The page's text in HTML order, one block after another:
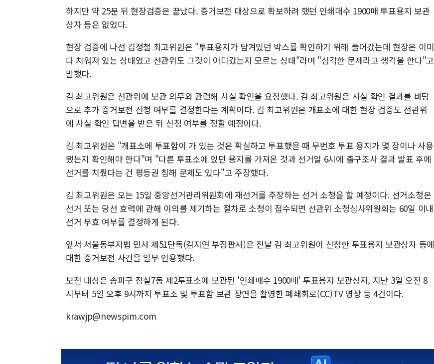
하지만 약 25분 뒤 현장검증은 끝났다. 증거보전 대상으로 확보하려 했던 인쇄매수 1900매 투표용지 보관
상자 등은 없었다.
현장 검증에 나선 김정철 최고위원은 "투표용지가 담겨있던 박스를 확인하기 위해 들어갔는데 현장은 이미
다 치워져 있는 상태였고 선관위도 그것이 어디갔는지 모르는 상태"라며 "심각한 문제라고 생각을 한다"고
말했다.
김 최고위원은 선관위에 보관 의무와 관련해 사실 확인을 요청했다. 김 최고위원은 사실 확인 결과를 바탕
으로 추가 증거보전 신청 여부를 결정한다는 계획이다. 김 최고위원은 개표소에 대한 현장 검증도 선관위
에 사실 확인 답변을 받은 뒤 신청 여부를 정할 예정이다.
김 최고위원은 "개표소에 투표함이 가 있는 것은 확실하고 투표했을 때 무번호 투표 용지가 몇 장이나 사용
됐는지 확인해야 한다"며 "다른 투표소에 있던 용지를 가져온 것과 선거일 6시에 출구조사 결과 발표 후에
선거를 치뤘다는 건 평등권 침해 문제도 있다"고 주장했다.
김 최고위원은 오는 15일 중앙선거관리위원회에 재선거를 주장하는 선거 소청을 할 예정이다. 선거소청은
선거 또는 당선 효력에 관해 이의를 제기하는 절차로 소청이 접수되면 선관위 소청심사위원회는 60일 이내
선거 무효 여부를 결정하게 된다.
앞서 서울동부지법 민사 제51단독(김지연 부장판사)은 전날 김 최고위원이 신청한 투표용지 보관상자 등에
대한 증거보전 사건을 일부 인용했다.
보전 대상은 송파구 잠실7동 제2투표소에 보관된 '인쇄매수 1900매' 투표용지 보관상자, 지난 3일 오전 8
시부터 5일 오후 9시까지 투표소 및 투표함 보관 장면을 촬영한 폐쇄회로(CC)TV 영상 등 4건이다.
krawjp@newspim.com